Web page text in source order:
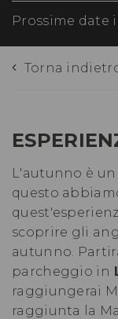
Prossime date
Torna
L'autunno è
questo
scoprire gli
autunno.
parcheggio in
raggiungerai
raggiunta la